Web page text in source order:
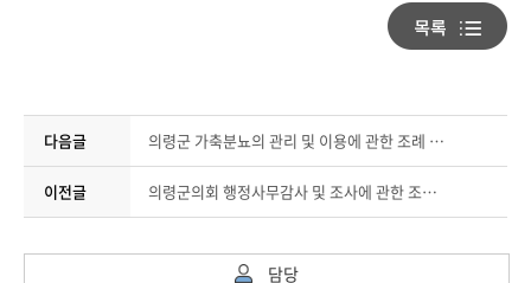
다음글 의령군 가축분뇨의 관리 및 이용에 관한 조례 일부개정조례안 입법예고
이전글 의령군의회 행정사무감사 및 조사에 관한 조례 일부개정조레안 입법예고
담당